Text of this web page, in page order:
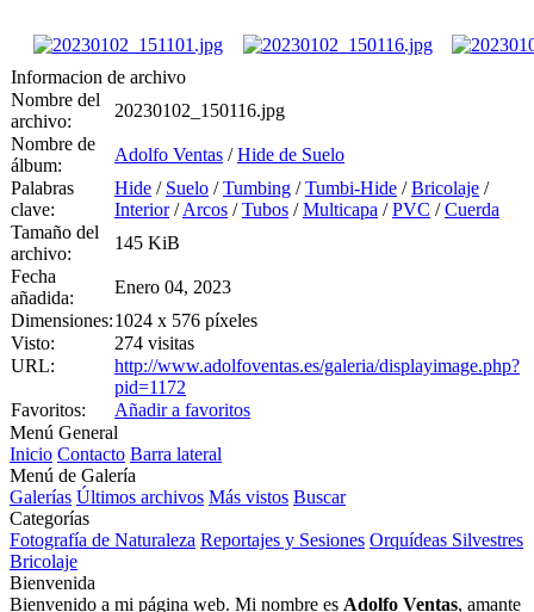
Informacion de archivo
Nombre del
archivo:
20230102_150116.jpg
Nombre de
álbum:
Adolfo Ventas /Hide de Suelo
Palabras
clave:
Hide / Suelo /Tumbing /Tumbi-Hide /Bricolaje /
Interior/Arcos /Tubos /Multicapa /PVC /Cuerda
Tamaño del
archivo:
145 KiB
Fecha
añadida:
Enero 04, 2023
Dimensiones:1024 x 576 píxeles
Visto:
274 visitas
URL:
http://www.adolfoventas.es/galeria/displayimage.php?
pid=1172
Favoritos:
Añadir a favoritos
Menú General
Inicio Contacto Barra lateral
Menú de Galería
Galerías Últimos archivos Más vistos Buscar
Categorías
Fotografía de Naturaleza Reportajes y Sesiones Orquídeas Silvestres
Bricolaje
Bienvenida
Bienvenido a mi página web. Mi nombre es Adolfo Ventas, amante